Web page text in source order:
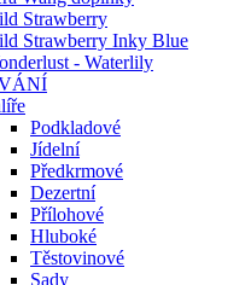
Strawberry
Strawberry Inky Blue
- Waterlily
Podkladové
Jídelní
Předkrmové
Dezertní
Přílohové
Hluboké
Těstovinové
Sady